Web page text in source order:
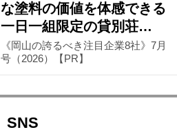
な塗料の価値を体感できる
一日一組限定の貸別荘…
《岡山の誇るべき注目企業8社》7月
号（2026）【PR】
SNS